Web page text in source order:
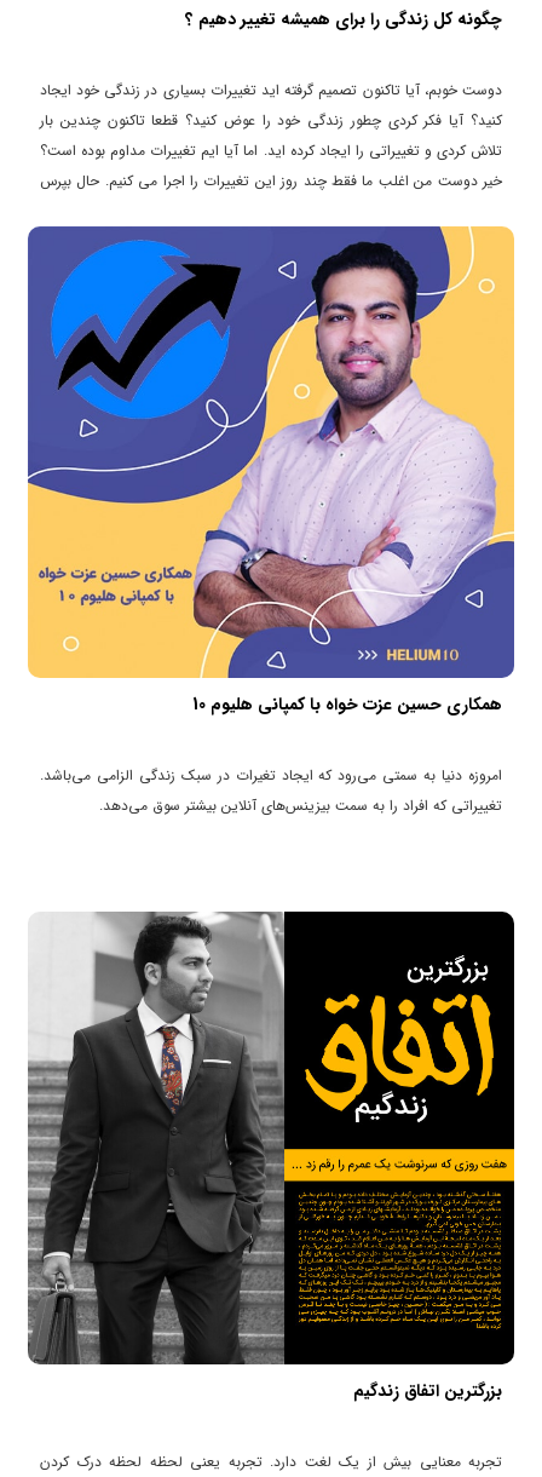
چگونه کل زندگی را برای همیشه تغییر دهیم ؟
دوست خوبم، آیا تاکنون تصمیم گرفته اید تغییرات بسیاری در زندگی خود ایجاد
کنید؟ آیا فکر کردی چطور زندگی خود را عوض کنید؟ قطعا تاکنون چندین بار
تلاش کردی و تغییراتی را ایجاد کرده اید. اما آیا ایم تغییرات مداوم بوده است؟
خیر دوست من اغلب ما فقط چند روز این تغییرات را اجرا می کنیم. حال بپرس
دهیم ؟ را بررسی کنیم.
همکاری حسین عزت خواه با کمپانی هلیوم 10
امروزه دنیا به سمتی می‌رود که ایجاد تغیرات در سبک زندگی الزامی می‌باشد.
تغییراتی که افراد را به سمت بیزینس‌های آنلاین بیشتر سوق می‌دهد.
بزرگترین اتفاق زندگیم
تجربه معنایی بیش از یک لغت دارد. تجربه یعنی لحظه لحظه درک کردن